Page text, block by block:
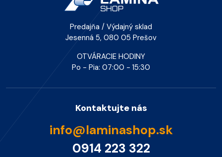
Predajňa / Výdajný sklad
Jesenná 5, 080 05 Prešov
OTVÁRACIE HODINY
Po - Pia: 07:00 - 15:30
Kontaktujte nás
info@laminashop.sk
0914 223 322